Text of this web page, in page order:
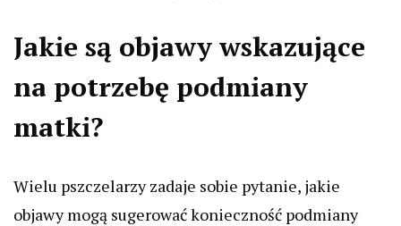
Jakie są objawy wskazujące
na potrzebę podmiany
matki?
Wielu pszczelarzy zadaje sobie pytanie, jakie
objawy mogą sugerować konieczność podmiany